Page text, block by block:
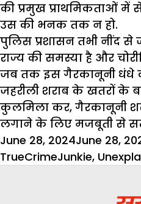
की प्रमुख प्राथमिकताओं में
उस की भनक तक न हो.
पुलिस प्रशासन तभी नींद से
राज्य की समस्या है और
जब तक इस गैरकानूनी धंधे
जहरीली शराब के खतरों के
कुलमिला कर, गैरकानूनी
लगाने के लिए मजबूती से
Posted
on
June 28, 2024June 28,
TrueCrimeJunkie,